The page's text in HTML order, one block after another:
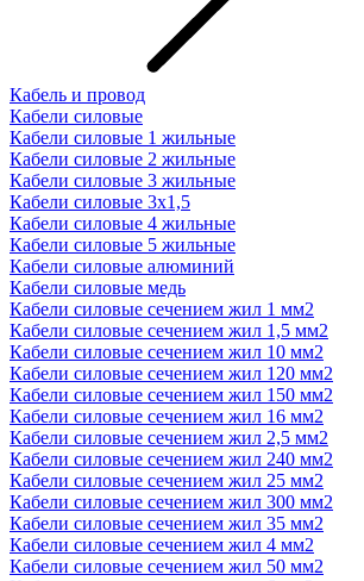
Кабель и провод
Кабели силовые
Кабели силовые 1 жильные
Кабели силовые 2 жильные
Кабели силовые 3 жильные
Кабели силовые 3х1,5
Кабели силовые 4 жильные
Кабели силовые 5 жильные
Кабели силовые алюминий
Кабели силовые медь
Кабели силовые сечением жил 1 мм2
Кабели силовые сечением жил 1,5 мм2
Кабели силовые сечением жил 10 мм2
Кабели силовые сечением жил 120 мм2
Кабели силовые сечением жил 150 мм2
Кабели силовые сечением жил 16 мм2
Кабели силовые сечением жил 2,5 мм2
Кабели силовые сечением жил 240 мм2
Кабели силовые сечением жил 25 мм2
Кабели силовые сечением жил 300 мм2
Кабели силовые сечением жил 35 мм2
Кабели силовые сечением жил 4 мм2
Кабели силовые сечением жил 50 мм2